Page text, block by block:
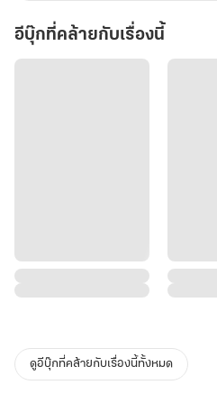
อีบุ๊กที่คล้ายกับเรื่องนี้
ดูอีบุ๊กที่คล้ายกับเรื่องนี้ทั้งหมด